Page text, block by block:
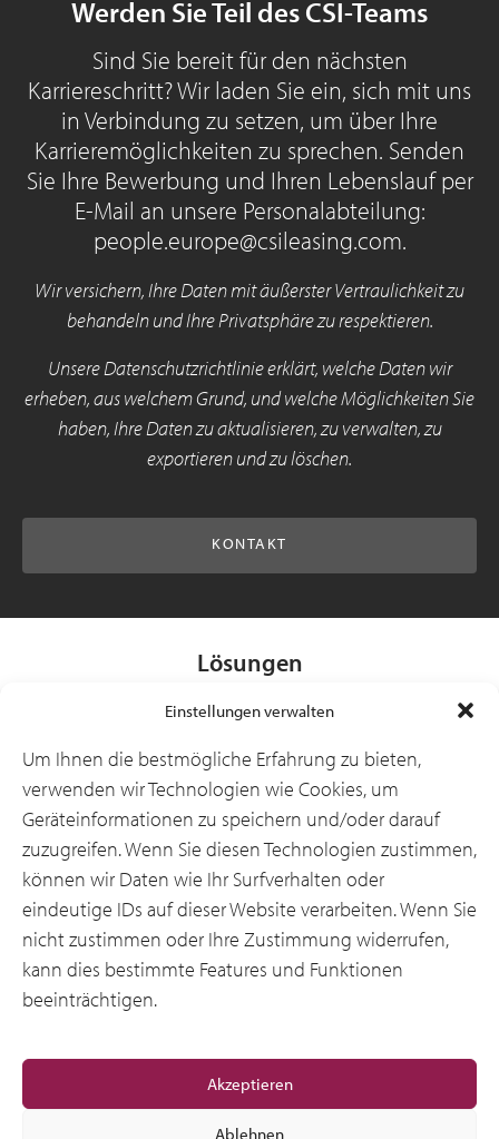
Einstellungen verwalten
Um Ihnen die bestmögliche Erfahrung zu bieten,
verwenden wir Technologien wie Cookies, um
Geräteinformationen zu speichern und/oder darauf
zuzugreifen. Wenn Sie diesen Technologien zustimmen,
können wir Daten wie Ihr Surfverhalten oder
eindeutige IDs auf dieser Website verarbeiten. Wenn Sie
nicht zustimmen oder Ihre Zustimmung widerrufen,
kann dies bestimmte Features und Funktionen
beeinträchtigen.
Akzeptieren
Ablehnen
Werden Sie Teil des CSI-Teams
Sind Sie bereit für den nächsten
Karriereschritt? Wir laden Sie ein, sich mit uns
in Verbindung zu setzen, um über Ihre
Karrieremöglichkeiten zu sprechen. Senden
Sie Ihre Bewerbung und Ihren Lebenslauf per
E-Mail an unsere Personalabteilung:
people.europe@csileasing.com.
Wir versichern, Ihre Daten mit äußerster Vertraulichkeit zu
behandeln und Ihre Privatsphäre zu respektieren.
Unsere Datenschutzrichtlinie erklärt, welche Daten wir
erheben, aus welchem Grund, und welche Möglichkeiten Sie
haben, Ihre Daten zu aktualisieren, zu verwalten, zu
exportieren und zu löschen.
KONTAKT
Lösungen
Branchen
Ressourcen
Über uns